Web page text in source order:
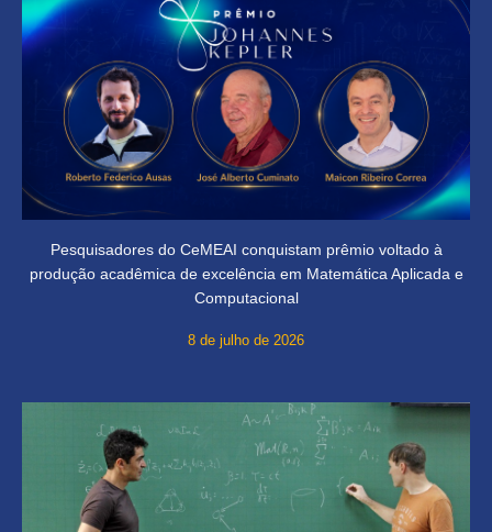
Pesquisadores do CeMEAI conquistam prêmio voltado à
produção acadêmica de excelência em Matemática Aplicada e
Computacional
8 de julho de 2026